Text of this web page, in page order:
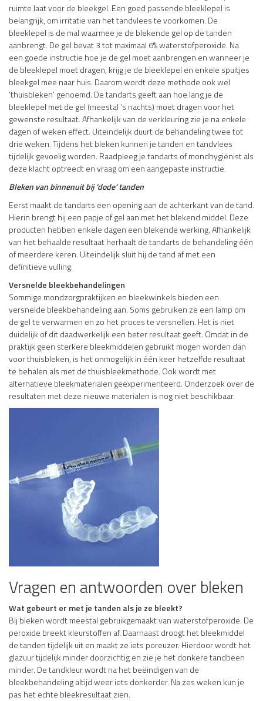
ruimte laat voor de bleekgel. Een goed passende bleeklepel is
belangrijk, om irritatie van het tandvlees te voorkomen. De
bleeklepel is de mal waarmee je de blekende gel op de tanden
aanbrengt. De gel bevat 3 tot maximaal 6% waterstofperoxide. Na
een goede instructie hoe je de gel moet aanbrengen en wanneer je
de bleeklepel moet dragen, krijg je de bleeklepel en enkele spuitjes
bleekgel mee naar huis. Daarom wordt deze methode ook wel
‘thuisbleken’ genoemd. De tandarts geeft aan hoe lang je de
bleeklepel met de gel (meestal ‘s nachts) moet dragen voor het
gewenste resultaat. Afhankelijk van de verkleuring zie je na enkele
dagen of weken effect. Uiteindelijk duurt de behandeling twee tot
drie weken. Tijdens het bleken kunnen je tanden en tandvlees
tijdelijk gevoelig worden. Raadpleeg je tandarts of mondhygiënist als
deze klacht optreedt en vraag om een aangepaste instructie.
Bleken van binnenuit bij ‘dode’ tanden
Eerst maakt de tandarts een opening aan de achterkant van de tand.
Hierin brengt hij een papje of gel aan met het blekend middel. Deze
producten hebben enkele dagen een blekende werking. Afhankelijk
van het behaalde resultaat herhaalt de tandarts de behandeling één
of meerdere keren. Uiteindelijk sluit hij de tand af met een
definitieve vulling.
Versnelde bleekbehandelingen
Sommige mondzorgpraktijken en bleekwinkels bieden een
versnelde bleekbehandeling aan. Soms gebruiken ze een lamp om
de gel te verwarmen en zo het proces te versnellen. Het is niet
duidelijk of dit daadwerkelijk een beter resultaat geeft. Omdat in de
praktijk geen sterkere bleekmiddelen gebruikt mogen worden dan
voor thuisbleken, is het onmogelijk in één keer hetzelfde resultaat
te behalen als met de thuisbleekmethode. Ook wordt met
alternatieve bleekmaterialen geëxperimenteerd. Onderzoek over de
resultaten met deze nieuwe materialen is nog niet beschikbaar.
Vragen en antwoorden over bleken
Wat gebeurt er met je tanden als je ze bleekt?
Bij bleken wordt meestal gebruikgemaakt van waterstofperoxide. De
peroxide breekt kleurstoffen af. Daarnaast droogt het bleekmiddel
de tanden tijdelijk uit en maakt ze iets poreuzer. Hierdoor wordt het
glazuur tijdelijk minder doorzichtig en zie je het donkere tandbeen
minder. De tandkleur wordt na het beëindigen van de
bleekbehandeling altijd weer iets donkerder. Na zes weken kun je
pas het echte bleekresultaat zien.